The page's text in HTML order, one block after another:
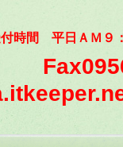
付時間 平日ＡＭ９